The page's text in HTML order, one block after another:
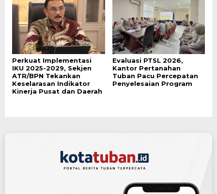
Perkuat Implementasi
IKU 2025-2029, Sekjen
ATR/BPN Tekankan
Keselarasan Indikator
Kinerja Pusat dan Daerah
Evaluasi PTSL 2026,
Kantor Pertanahan
Tuban Pacu Percepatan
Penyelesaian Program